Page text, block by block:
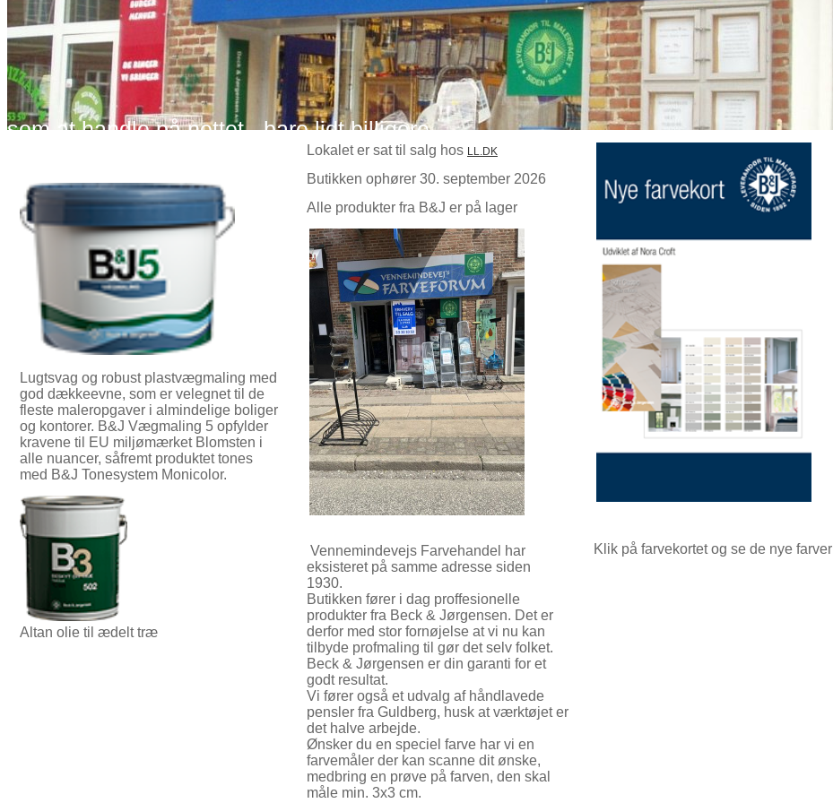
som at handle på nettet - bare lidt billigere
Vi kan tone alle farver - spørg gerne
Lugtsvag og robust plastvægmaling med
god dækkeevne, som er velegnet til de
fleste maleropgaver i almindelige boliger
og kontorer. B&J Vægmaling 5 opfylder
kravene til EU miljømærket Blomsten i
alle nuancer, såfremt produktet tones
med B&J Tonesystem Monicolor.
Altan olie til ædelt træ
Lokalet er sat til salg hos LL.DK
Butikken ophører 30. september 2026
Alle produkter fra B&J er på lager
Vennemindevejs Farvehandel har
eksisteret på samme adresse siden
1930.
Butikken fører i dag proffesionelle
produkter fra Beck & Jørgensen. Det er
derfor med stor fornøjelse at vi nu kan
tilbyde profmaling til gør det selv folket.
Beck & Jørgensen er din garanti for et
godt resultat.
Vi fører også et udvalg af håndlavede
pensler fra Guldberg, husk at værktøjet er
det halve arbejde.
Ønsker du en speciel farve har vi en
farvemåler der kan scanne dit ønske,
medbring en prøve på farven, den skal
måle min. 3x3 cm.
Klik på farvekortet og se de nye farver